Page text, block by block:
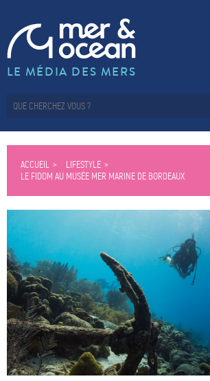
LE MÉDIA DES MERS
ACCUEIL
LIFESTYLE
LE FIDOM AU MUSÉE MER MARINE DE BORDEAUX